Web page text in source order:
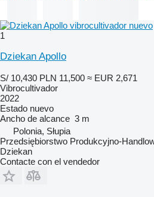
1
Dziekan Apollo
S/ 10,430 PLN 11,500 ≈ EUR 2,671
Vibrocultivador
2022
Estado nuevo
Ancho de alcance 3 m
Polonia, Słupia
Przedsiębiorstwo Produkcyjno-
Dziekan
Contacte con el vendedor